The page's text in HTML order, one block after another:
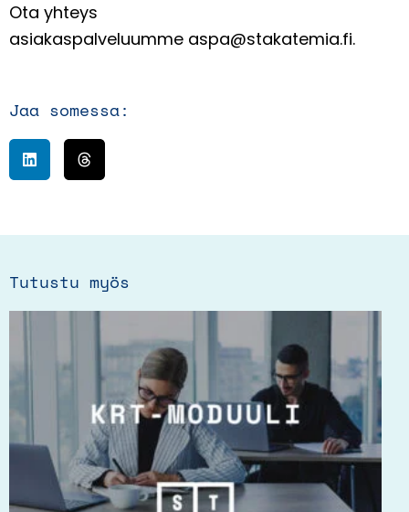
Ota yhteys
asiakaspalveluumme aspa@stakatemia.fi.
Jaa somessa:
Tutustu myös